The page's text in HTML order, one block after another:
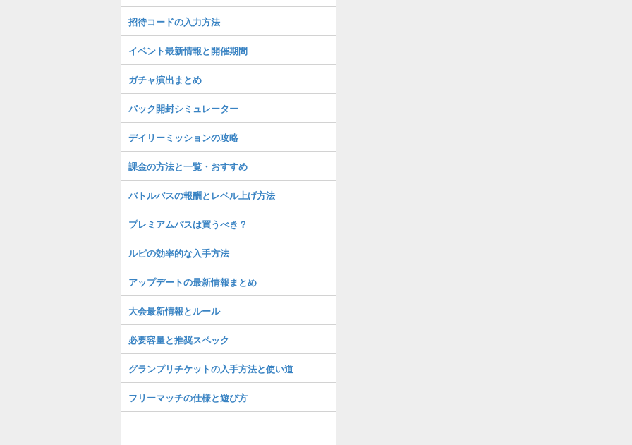
招待コードの入力方法
イベント最新情報と開催期間
ガチャ演出まとめ
パック開封シミュレーター
デイリーミッションの攻略
課金の方法と一覧・おすすめ
バトルパスの報酬とレベル上げ方法
プレミアムパスは買うべき？
ルピの効率的な入手方法
アップデートの最新情報まとめ
大会最新情報とルール
必要容量と推奨スペック
グランプリチケットの入手方法と使い道
フリーマッチの仕様と遊び方